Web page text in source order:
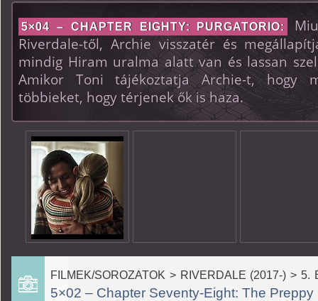
5×04 – CHAPTER EIGHTY: PURGATORIO:
Riverdale-től, Archie visszatér és
mindig Hiram uralma alatt van és lassan
Amikor Toni tájékoztatja Archie-t, hogy
többieket, hogy térjenek ők is haza.
FILMEK/SOROZATOK > RIVERDALE (2017-) > 5.
5×02 – Chapter Seventy-Eight: The Preppy